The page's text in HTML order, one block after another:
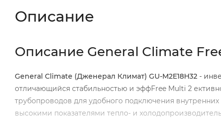
Описание
Описание General Climate
General Climate (Дженерал Климат) GU-M2E18H32 -
отличающийся стабильностью и эффFree Multi 2
трубопроводов для удобного подключения
высокими показателями тепло- и